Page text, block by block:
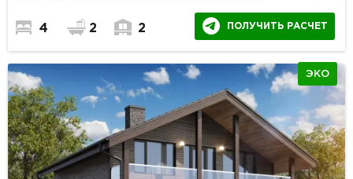
4 2 2 ПОЛУЧИТЬ РАСЧЕТ
ЭКО